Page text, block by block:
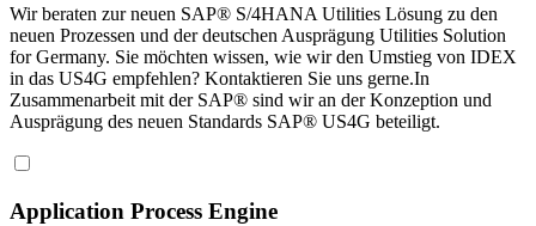
Wir beraten zur neuen SAP® S/4HANA Utilities Lösung zu den
neuen Prozessen und der deutschen Ausprägung Utilities Solution
for Germany. Sie möchten wissen, wie wir den Umstieg von IDEX
in das US4G empfehlen? Kontaktieren Sie uns gerne.In
Zusammenarbeit mit der SAP® sind wir an der Konzeption und
Ausprägung des neuen Standards SAP® US4G beteiligt.
Application Process Engine